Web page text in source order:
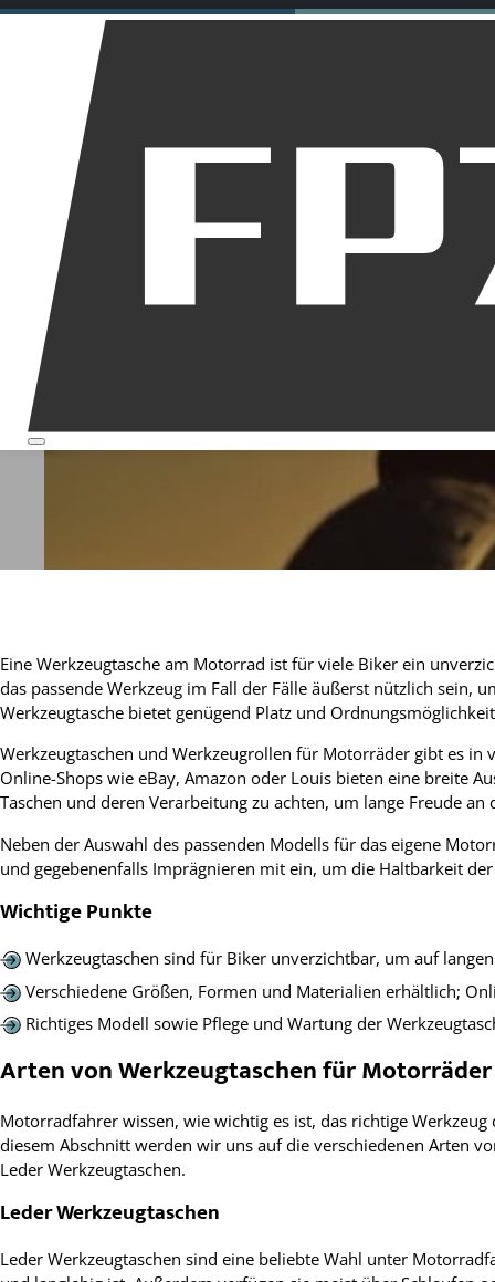
Motorräder
Dirt Bikes
Downhill
Allgemein
Über mich
Eine Werkzeugtasche am Motorrad ist für viele Biker ein
das passende Werkzeug im Fall der Fälle äußerst nützlich sein,
Werkzeugtasche bietet genügend Platz und
Werkzeugtaschen und Werkzeugrollen für Motorräder gibt es
Online-Shops wie eBay, Amazon oder Louis bieten eine breite
Taschen und deren Verarbeitung zu achten, um lange Freude
Neben der Auswahl des passenden Modells für das eigene
und gegebenenfalls Imprägnieren mit ein, um die Haltbarkeit
Wichtige Punkte
Werkzeugtaschen sind für Biker unverzichtbar, um auf
Verschiedene Größen, Formen und Materialien erhältlich;
Richtiges Modell sowie Pflege und Wartung der
Arten von Werkzeugtaschen für Motorräder
Motorradfahrer wissen, wie wichtig es ist, das richtige
diesem Abschnitt werden wir uns auf die verschiedenen Arten
Leder Werkzeugtaschen.
Leder Werkzeugtaschen
Leder Werkzeugtaschen sind eine beliebte Wahl unter